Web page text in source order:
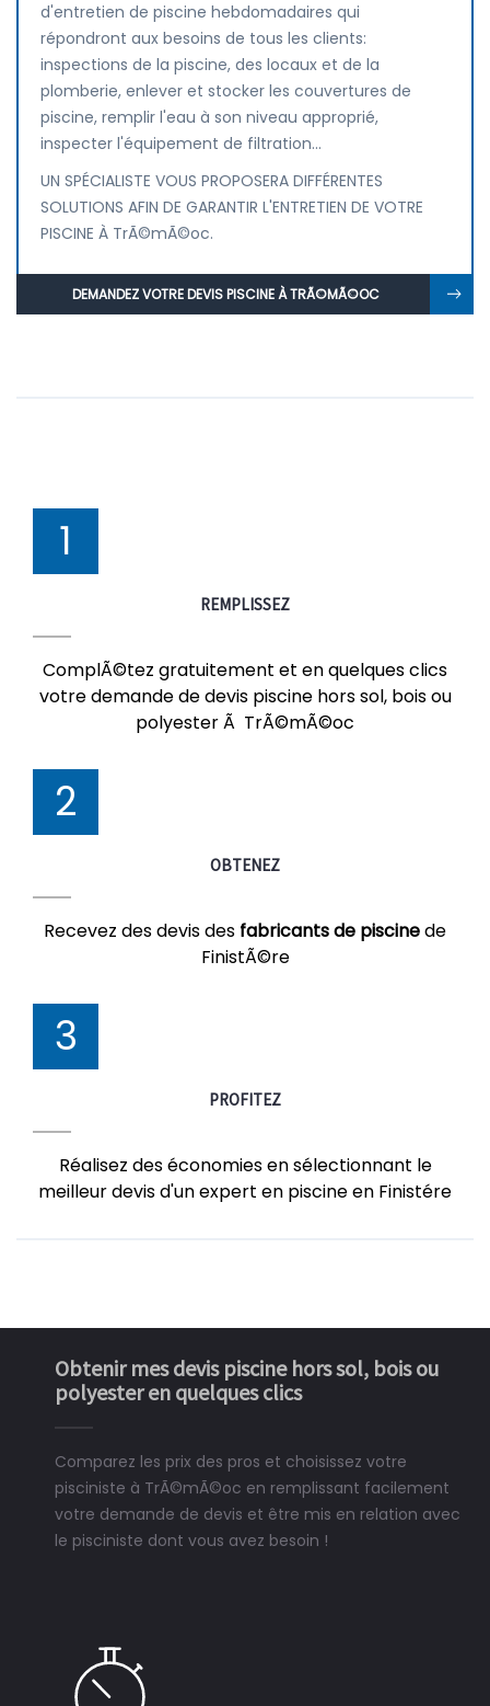
d'entretien de piscine hebdomadaires qui
répondront aux besoins de tous les clients:
inspections de la piscine, des locaux et de la
plomberie, enlever et stocker les couvertures de
piscine, remplir l'eau à son niveau approprié,
inspecter l'équipement de filtration...
UN SPÉCIALISTE VOUS PROPOSERA DIFFÉRENTES
SOLUTIONS AFIN DE GARANTIR L'ENTRETIEN DE VOTRE
PISCINE À TrÃ©mÃ©oc.
DEMANDEZ VOTRE DEVIS PISCINE À TRÃ©MÃ©OC
1
REMPLISSEZ
ComplÃ©tez gratuitement et en quelques clics
votre demande de devis piscine hors sol, bois ou
polyester Ã TrÃ©mÃ©oc
2
OBTENEZ
Recevez des devis des fabricants de piscinede
FinistÃ©re
3
PROFITEZ
Réalisez des économies en sélectionnant le
meilleur devis d'un expert en piscine en Finistére
Obtenir mes devis piscine hors sol, bois ou
polyester en quelques clics
Comparez les prix des pros et choisissez votre
pisciniste à TrÃ©mÃ©oc en remplissant facilement
votre demande de devis et être mis en relation avec
le pisciniste dont vous avez besoin !